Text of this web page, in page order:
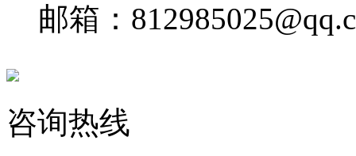
邮箱：
咨询热线